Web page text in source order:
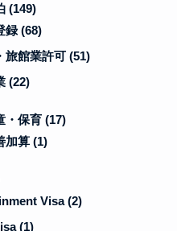
(149)
録(68)
旅館業許可 (51)
(22)
・保育 (17)
加算 (1)
Visa(2)
(1)